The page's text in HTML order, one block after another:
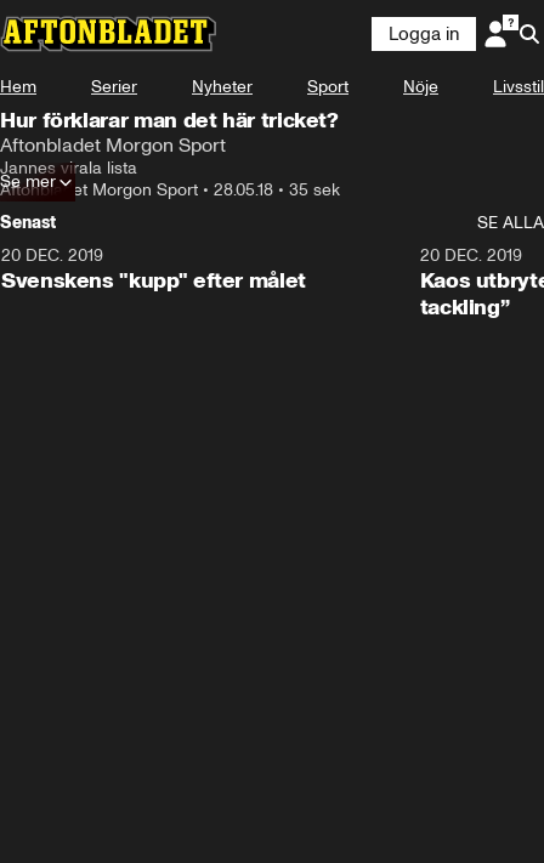
Logga in
Hem Serier Nyheter Sport Nöje Livsstil
Hur förklarar man det här tricket?
Aftonbladet Morgon Sport
Jannes virala lista
Aftonbladet Morgon Sport • 28.05.18 • 35 sek
Se mer
Senast
SE ALLA
20 DEC. 2019
Svenskens "kupp" efter målet
20 DEC. 2019
Kaos
tackling”